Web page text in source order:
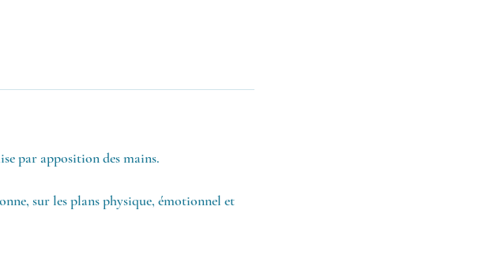
par apposition des mains.
sur les plans physique, émotionnel et